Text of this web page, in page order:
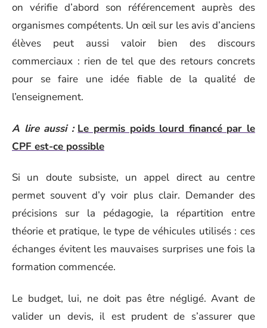
on vérifie d’abord son référencement auprès des
organismes compétents. Un œil sur les avis d’anciens
élèves peut aussi valoir bien des discours
commerciaux : rien de tel que des retours concrets
pour se faire une idée fiable de la qualité de
l’enseignement.
A lire aussi : Le permis poids lourd financé par le
CPF est-ce possible
Si un doute subsiste, un appel direct au centre
permet souvent d’y voir plus clair. Demander des
précisions sur la pédagogie, la répartition entre
théorie et pratique, le type de véhicules utilisés : ces
échanges évitent les mauvaises surprises une fois la
formation commencée.
Le budget, lui, ne doit pas être négligé. Avant de
valider un devis, il est prudent de s’assurer que